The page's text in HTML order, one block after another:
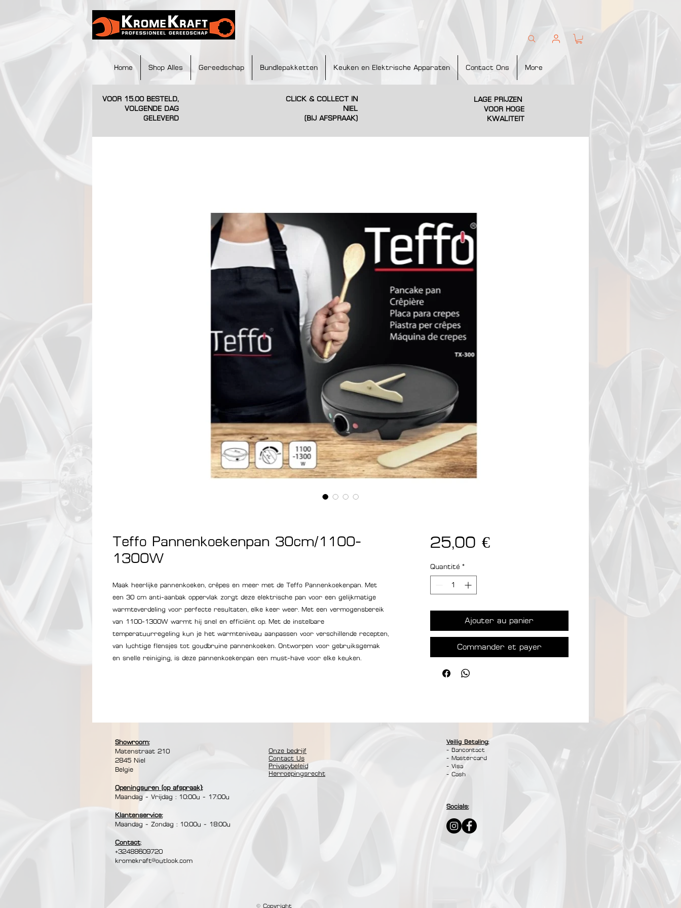
Teffo Pannenkoekenpan 30cm/1100-
1300W
Maak heerlijke pannenkoeken, crêpes en meer met de Teffo Pannenkoekenpan. Met
een 30 cm anti-aanbak oppervlak zorgt deze elektrische pan voor een gelijkmatige
warmteverdeling voor perfecte resultaten, elke keer weer. Met een vermogensbereik
van 1100-1300W warmt hij snel en efficiënt op. Met de instelbare
temperatuurregeling kun je het warmteniveau aanpassen voor verschillende recepten,
van luchtige flensjes tot goudbruine pannenkoeken. Ontworpen voor gebruiksgemak
en snelle reiniging, is deze pannenkoekenpan een must-have voor elke keuken.
25,00 €Prix
Quantité *
Ajouter au panier
Commander et payer
Home Shop Alles Gereedschap Bundlepakketten Keuken en Elektrische Apparaten Contact Ons More
VOOR 15.00 BESTELD,
VOLGENDE DAG
GELEVERD
CLICK & COLLECT IN
NIEL
(BIJ AFSPRAAK)
LAGE PRIJZEN
VOOR HOGE
KWALITEIT
Showroom:
Matenstraat 210​
2845 Niel
Belgie
Openingsuren (op afspraak):
Maandag - Vrijdag : 10:00u - 17:00u
Klantenservice:
Maandag - Zondag : 10:00u - 18:00u
Contact;
+32488609720
kromekraft@outlook.com
Onze bedrijf
Contact Us
Privacybeleid
Herroepingsrecht
Veilig Betaling:
- Bancontact
- Mastercard
- Visa
- Cash
Socials:
© Copyright